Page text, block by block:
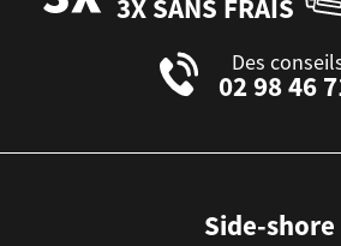
3X SANS FRAIS
Des
02 98 46
Side-shore